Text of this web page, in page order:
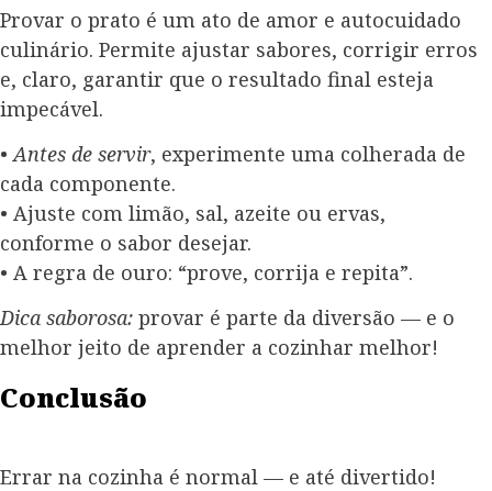
Provar o prato é um ato de amor e autocuidado
culinário. Permite ajustar sabores, corrigir erros
e, claro, garantir que o resultado final esteja
impecável.
•Antes de servir, experimente uma colherada de
cada componente.
• Ajuste com limão, sal, azeite ou ervas,
conforme o sabor desejar.
• A regra de ouro: “prove, corrija e repita”.
Dica saborosa: provar é parte da diversão — e o
melhor jeito de aprender a cozinhar melhor!
Conclusão
Errar na cozinha é normal — e até divertido!